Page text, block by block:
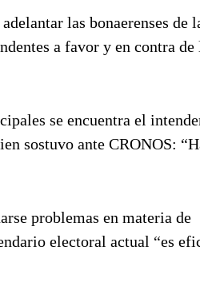
las bonaerenses de
a favor y en contra de
se encuentra el
sostuvo ante CRONOS:
problemas en materia de
electoral actual “es